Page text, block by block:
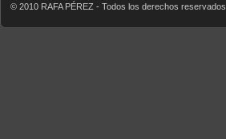
© 2010 RAFA PÉREZ - Todos los derechos reservados